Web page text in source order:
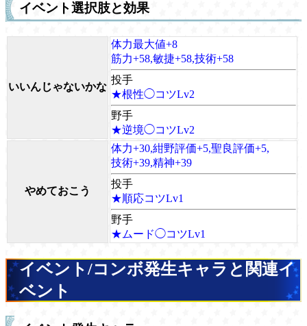
イベント選択肢と効果
いいんじゃないかな
体力最大値+8
筋力+58,敏捷+58,技術+58
投手
★根性◯コツLv2
野手
★逆境◯コツLv2
やめておこう
体力+30,紺野評価+5,聖良評価+5,
技術+39,精神+39
投手
★順応コツLv1
野手
★ムード◯コツLv1
イベント/コンボ発生キャラと関連イ
ベント